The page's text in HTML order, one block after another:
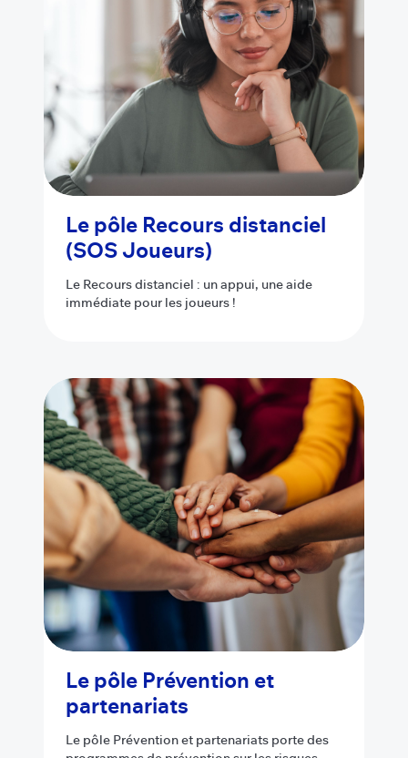
Le pôle Recours distanciel
(SOS Joueurs)
Le Recours distanciel : un appui, une aide
immédiate pour les joueurs !
Le pôle Prévention et
partenariats
Le pôle Prévention et partenariats porte des